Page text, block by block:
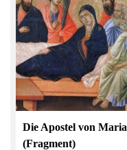
Die Apostel von Maria
(Fragment)